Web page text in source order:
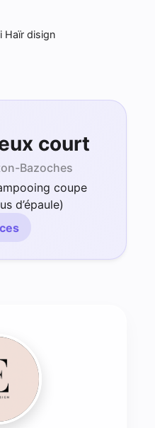
Haïr disign
court
Bazoches
coupe
d’épaule)